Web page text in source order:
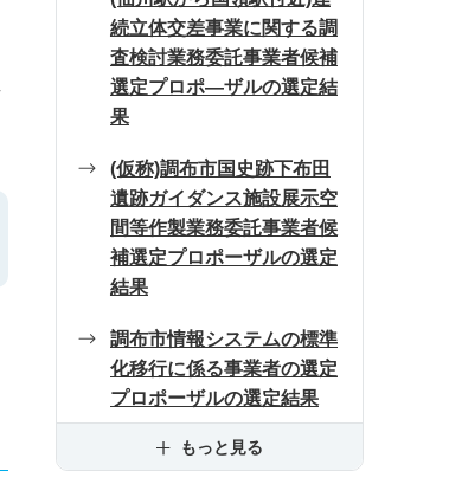
続立体交差事業に関する調
査検討業務委託事業者候補
選定プロポ―ザルの選定結
果
(仮称)調布市国史跡下布田
遺跡ガイダンス施設展示空
間等作製業務委託事業者候
補選定プロポーザルの選定
結果
調布市情報システムの標準
化移行に係る事業者の選定
プロポーザルの選定結果
もっと見る